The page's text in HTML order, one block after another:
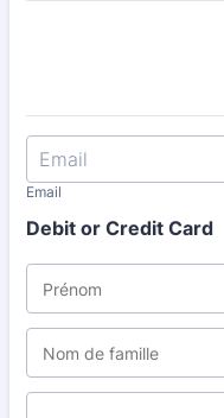
Email
Debit or Credit Card